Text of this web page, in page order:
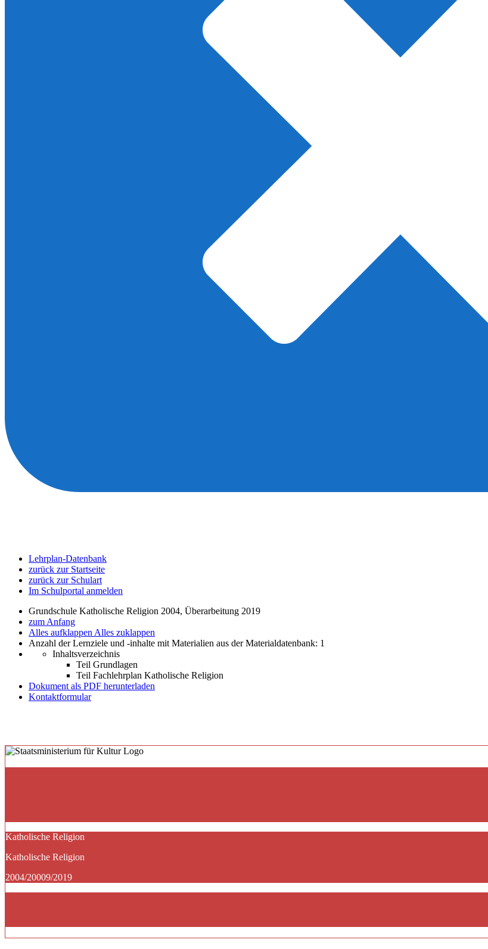
Lehrplan-Datenbank
zurück zur Startseite
zurück zur Schulart
Im Schulportal anmelden
Grundschule Katholische Religion 2004, Überarbeitung 2019
zum Anfang
Alles aufklappen Alles zuklappen
Anzahl der Lernziele und -inhalte mit Materialien aus der Materialdatenbank: 1
Inhaltsverzeichnis
Teil Grundlagen
Teil Fachlehrplan Katholische Religion
Dokument als PDF herunterladen
Kontaktformular
Katholische Religion
Katholische Religion
2004/20009/2019